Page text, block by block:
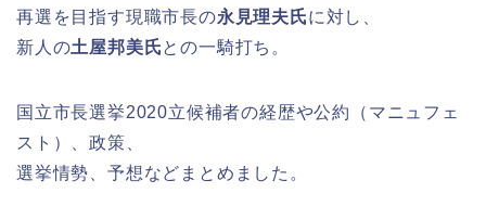
再選を目指す現職市長の永見理夫氏に対し、
新人の土屋邦美氏との一騎打ち。
国立市長選挙2020立候補者の経歴や公約（マニュフェ
スト）、政策、
選挙情勢、予想などまとめました。